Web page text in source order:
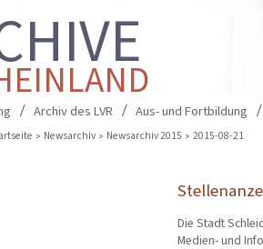
Archiv des LVR Aus- und Fortbildung
Newsarchiv Newsarchiv 2015 2015-08-21
Die Stadt
Medien- und